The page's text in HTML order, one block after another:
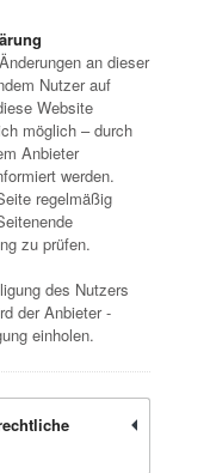
an dieser
Nutzer auf
Website
möglich – durch
Anbieter
werden.
regelmäßig
zu prüfen.
des Nutzers
der Anbieter -
einholen.